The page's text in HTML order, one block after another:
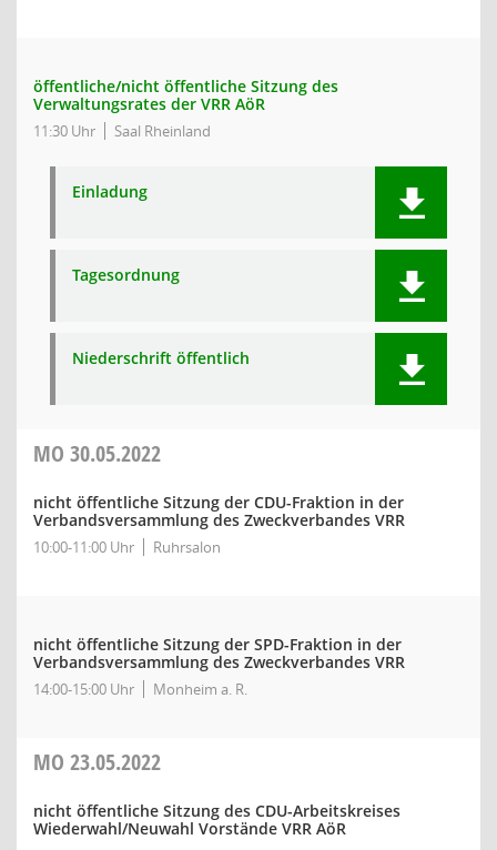
öffentliche/nicht öffentliche Sitzung des
Verwaltungsrates der VRR AöR
11:30 Uhr Saal Rheinland
Einladung
Tagesordnung
Niederschrift öffentlich
MO 30.05.2022
nicht öffentliche Sitzung der CDU-Fraktion in der
Verbandsversammlung des Zweckverbandes VRR
10:00-11:00 Uhr Ruhrsalon
nicht öffentliche Sitzung der SPD-Fraktion in der
Verbandsversammlung des Zweckverbandes VRR
14:00-15:00 Uhr Monheim a. R.
MO 23.05.2022
nicht öffentliche Sitzung des CDU-Arbeitskreises
Wiederwahl/Neuwahl Vorstände VRR AöR